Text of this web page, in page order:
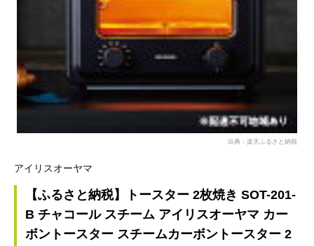
出典：楽天ふるさと納税
アイリスオーヤマ
【ふるさと納税】トースター 2枚焼き SOT-201-
B チャコール スチーム アイリスオーヤマ カー
ボントースター スチームカーボントースター 2